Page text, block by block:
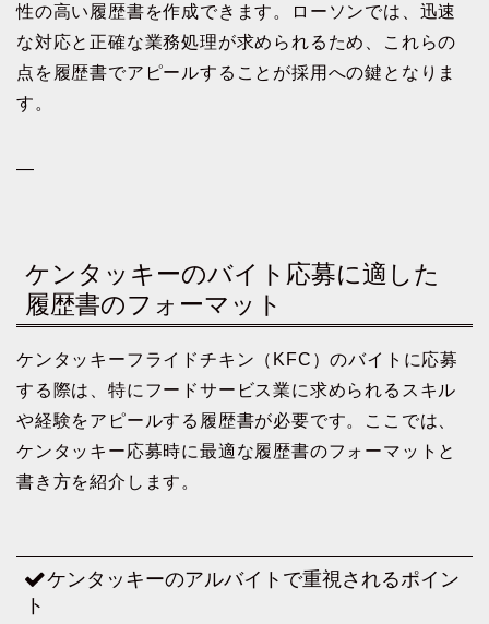
性の高い履歴書を作成できます。ローソンでは、迅速
な対応と正確な業務処理が求められるため、これらの
点を履歴書でアピールすることが採用への鍵となりま
す。
—
ケンタッキーのバイト応募に適した
履歴書のフォーマット
ケンタッキーフライドチキン（KFC）のバイトに応募
する際は、特にフードサービス業に求められるスキル
や経験をアピールする履歴書が必要です。ここでは、
ケンタッキー応募時に最適な履歴書のフォーマットと
書き方を紹介します。
ケンタッキーのアルバイトで重視されるポイン
ト